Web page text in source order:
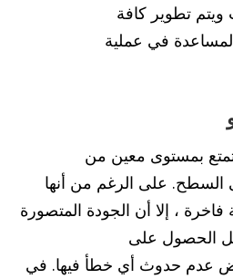
تطوير كافة
في عملية
بمستوى معين من
السطح. على الرغم من أنها
، إلا أن الجودة المتصورة
الحصول على
عدم حدوث أي خطأ فيها. في